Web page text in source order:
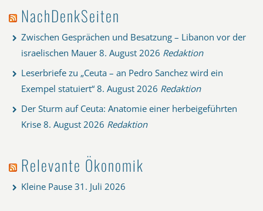
NachDenkSeiten
Zwischen Gesprächen und Besatzung – Libanon vor der
israelischen Mauer 8. August 2026 Redaktion
Leserbriefe zu „Ceuta – an Pedro Sanchez wird ein
Exempel statuiert“ 8. August 2026 Redaktion
Der Sturm auf Ceuta: Anatomie einer herbeigeführten
Krise 8. August 2026 Redaktion
Relevante Ökonomik
Kleine Pause 31. Juli 2026